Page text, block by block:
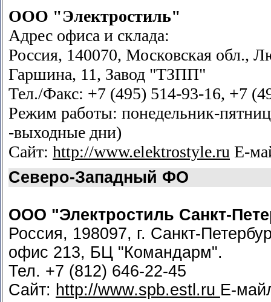
ООО "Электростиль"
Адрес офиса и склада:
Россия, 140070, Московская обл.,
Гаршина, 11, Завод "ТЗПП"
Тел./Факс: +7 (495) 514-93-16, +7
Режим работы: понедельник-
-выходные дни)
Сайт: http://www.elektrostyle.ru Е-
Северо-Западный ФО
ООО "Электростиль Санкт-
Россия, 198097, г. Санкт-
офис 213, БЦ "Командарм".
Тел. +7 (812) 646-22-45
Сайт: http://www.spb.estl.ru Е-